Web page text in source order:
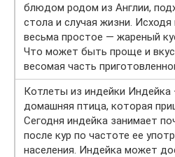
блюдом родом из Англии,
стола и случая жизни.
весьма простое — жареный
Что может быть проще и
весомая часть
Котлеты из индейки Индейка
домашняя птица, которая
Сегодня индейка занимает
после кур по частоте ее
населения. Индейка может